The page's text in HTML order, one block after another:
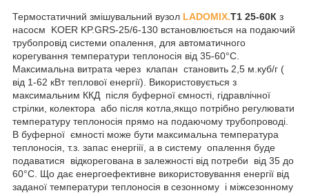
Термостатичний змішувальний вузол LADOMIX.T1 25-60К з
насосм KOER KP.GRS-25/6-130 встановлюється на подаючий
трубопровід системи опалення, для автоматичного
корегування температури теплоносія від 35-60°C.
Максимальна витрата через клапан становить 2,5 м.куб/г (
від 1-62 кВт теплової енергії). Використовується з
максимальним ККД після буферної ємності, гідравлічної
стрілки, колектора або після котла,якщо потрібно регулювати
температуру теплоносія прямо на подаючому трубопроводі.
В буферної ємності може бути максимальна температура
теплоносія, т.з. запас енергіії, а в систему опалення буде
подаватися відкорегована в залежності від потреби від 35 до
60°C. Що дає енергоефективне використовування енергії від
заданої температури теплоносія в сезонному і міжсезонному